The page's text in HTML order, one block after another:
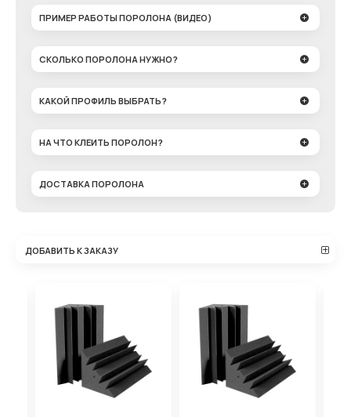
ПРИМЕР РАБОТЫ ПОРОЛОНА (ВИДЕО)
СКОЛЬКО ПОРОЛОНА НУЖНО?
КАКОЙ ПРОФИЛЬ ВЫБРАТЬ?
НА ЧТО КЛЕИТЬ ПОРОЛОН?
ДОСТАВКА ПОРОЛОНА
ДОБАВИТЬ К ЗАКАЗУ